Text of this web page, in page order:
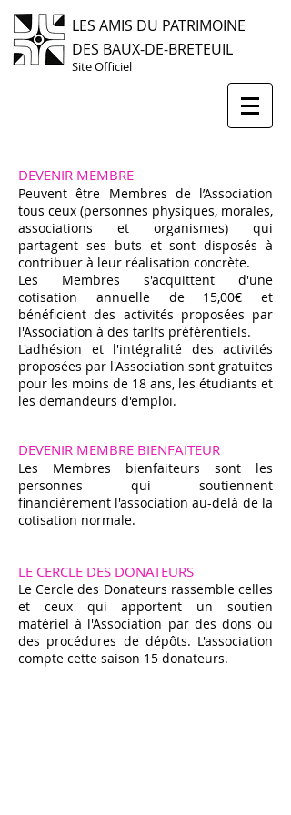
LES AMIS DU PATRIMOINE
DES BAUX-DE-BRETEUIL
Site Officiel
DEVENIR MEMBRE
Peuvent être Membres de l’Association
tous ceux (personnes physiques, morales,
associations et organismes) qui
partagent ses buts et sont disposés à
contribuer à leur réalisation concrète.
Les Membres s'acquittent d'une
cotisation annuelle de 15,00€ et
bénéficient des activités proposées par
l'Association à des tarIfs préférentiels.
L'adhésion et l'intégralité des activités
proposées par l'Association sont gratuites
pour les moins de 18 ans, les étudiants et
les demandeurs d'emploi.
DEVENIR MEMBRE BIENFAITEUR
Les Membres bienfaiteurs sont les
personnes qui soutiennent
financièrement l'association au-delà de la
cotisation normale.
LE CERCLE DES DONATEURS
Le Cercle des Donateurs rassemble celles
et ceux qui apportent un soutien
matériel à l'Association par des dons ou
des procédures de dépôts. L'association
compte cette saison 15 donateurs.